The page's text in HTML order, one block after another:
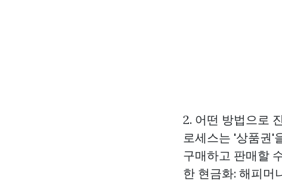
2. 어떤 방법으로
로세스는 '상품권'
구매하고 판매할
한 현금화: 해피머